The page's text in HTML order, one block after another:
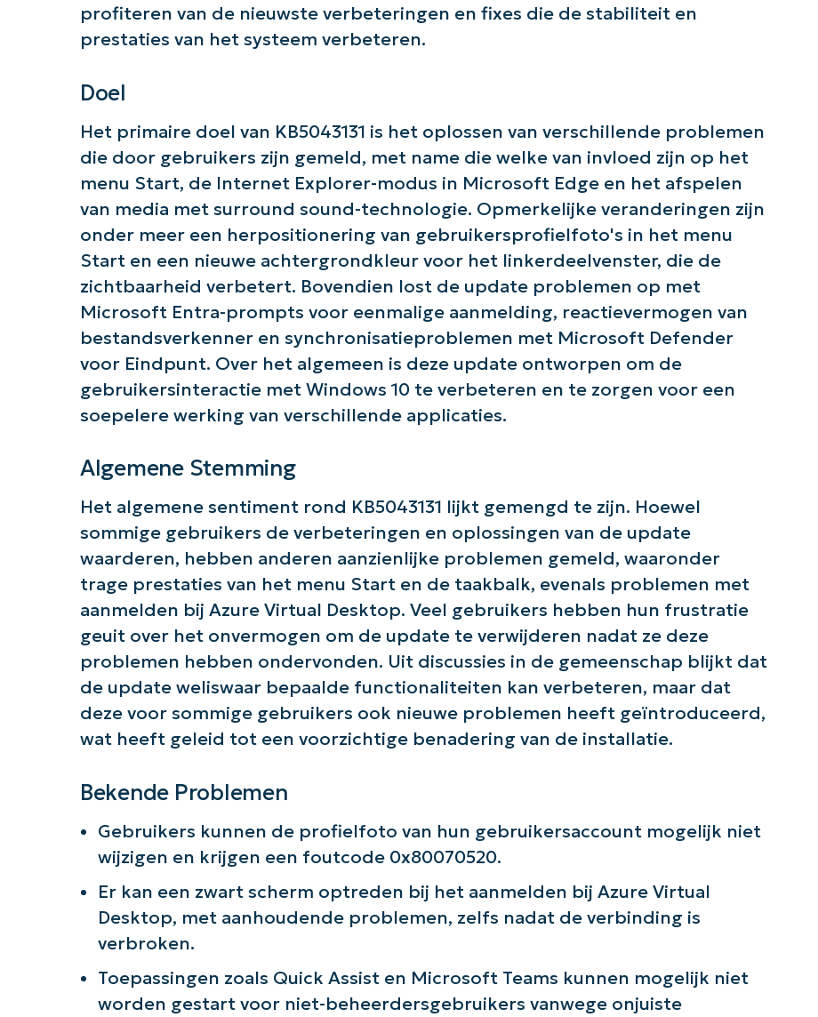
profiteren van de nieuwste verbeteringen en fixes die de stabiliteit en
prestaties van het systeem verbeteren.
Doel
Het primaire doel van KB5043131 is het oplossen van verschillende problemen
die door gebruikers zijn gemeld, met name die welke van invloed zijn op het
menu Start, de Internet Explorer-modus in Microsoft Edge en het afspelen
van media met surround sound-technologie. Opmerkelijke veranderingen zijn
onder meer een herpositionering van gebruikersprofielfoto's in het menu
Start en een nieuwe achtergrondkleur voor het linkerdeelvenster, die de
zichtbaarheid verbetert. Bovendien lost de update problemen op met
Microsoft Entra-prompts voor eenmalige aanmelding, reactievermogen van
bestandsverkenner en synchronisatieproblemen met Microsoft Defender
voor Eindpunt. Over het algemeen is deze update ontworpen om de
gebruikersinteractie met Windows 10 te verbeteren en te zorgen voor een
soepelere werking van verschillende applicaties.
Algemene Stemming
Het algemene sentiment rond KB5043131 lijkt gemengd te zijn. Hoewel
sommige gebruikers de verbeteringen en oplossingen van de update
waarderen, hebben anderen aanzienlijke problemen gemeld, waaronder
trage prestaties van het menu Start en de taakbalk, evenals problemen met
aanmelden bij Azure Virtual Desktop. Veel gebruikers hebben hun frustratie
geuit over het onvermogen om de update te verwijderen nadat ze deze
problemen hebben ondervonden. Uit discussies in de gemeenschap blijkt dat
de update weliswaar bepaalde functionaliteiten kan verbeteren, maar dat
deze voor sommige gebruikers ook nieuwe problemen heeft geïntroduceerd,
wat heeft geleid tot een voorzichtige benadering van de installatie.
Bekende Problemen
Gebruikers kunnen de profielfoto van hun gebruikersaccount mogelijk niet
wijzigen en krijgen een foutcode 0x80070520.
Er kan een zwart scherm optreden bij het aanmelden bij Azure Virtual
Desktop, met aanhoudende problemen, zelfs nadat de verbinding is
verbroken.
Toepassingen zoals Quick Assist en Microsoft Teams kunnen mogelijk niet
worden gestart voor niet-beheerdersgebruikers vanwege onjuiste
Aan de slag met NinjaOne AI-gestuurde KB-analyses!
Phone
Land
Company
name*